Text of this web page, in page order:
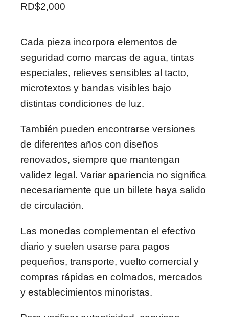
RD$2,000
Cada pieza incorpora elementos de
seguridad como marcas de agua, tintas
especiales, relieves sensibles al tacto,
microtextos y bandas visibles bajo
distintas condiciones de luz.
También pueden encontrarse versiones
de diferentes años con diseños
renovados, siempre que mantengan
validez legal. Variar apariencia no significa
necesariamente que un billete haya salido
de circulación.
Las monedas complementan el efectivo
diario y suelen usarse para pagos
pequeños, transporte, vuelto comercial y
compras rápidas en colmados, mercados
y establecimientos minoristas.